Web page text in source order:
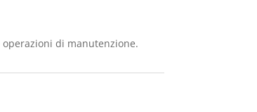
di manutenzione.